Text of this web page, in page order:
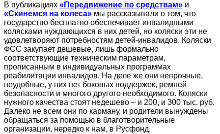
В публикациях «Передвижение по средствам» и
«Скинемся на колеса» мы рассказывали о том, что
государство бесплатно обеспечивает инвалидными
колясками нуждающихся в них детей, но коляски эти не
удовлетворяют потребностям детей-инвалидов. Коляски
ФСС закупает дешевые, лишь формально
соответствующие техническим параметрам,
прописанным в индивидуальных программах
реабилитации инвалидов. На деле же они непрочные,
неудобные, у них нет боковых поддержек, ремней
безопасности и многого другого необходимого. Коляски
нужного качества стоят недешево – и 200, и 300 тыс. руб.
Далеко не всем они по карману, и родители вынуждены
обращаться за помощью в благотворительные
организации, нередко к нам, в Русфонд.